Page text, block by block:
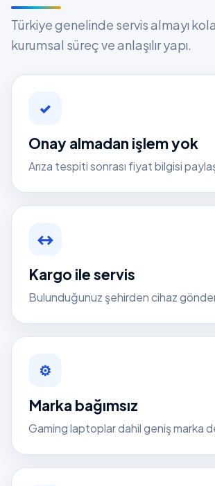
Türkiye genelinde servis almayı
kurumsal süreç ve anlaşılır yapı.
✓
Onay almadan işlem yok
Arıza tespiti sonrası fiyat bilgisi
↔
Kargo ile servis
Bulunduğunuz şehirden cihaz
⚙
Marka bağımsız
Gaming laptoplar dahil geniş marka